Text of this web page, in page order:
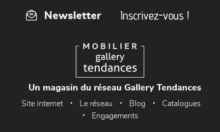
Newsletter Inscrivez-vous !
Un magasin du réseau Gallery Tendances
Site internet Le réseau Blog
Catalogues
Engagements